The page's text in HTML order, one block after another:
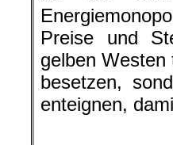
Preise und
gelben
besetzen,
enteignen,